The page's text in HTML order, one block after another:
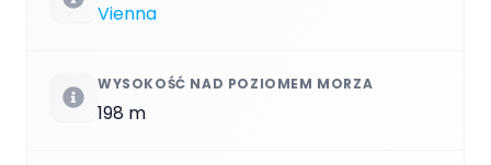
Vienna
WYSOKOŚĆ NAD POZIOMEM MORZA
198 m